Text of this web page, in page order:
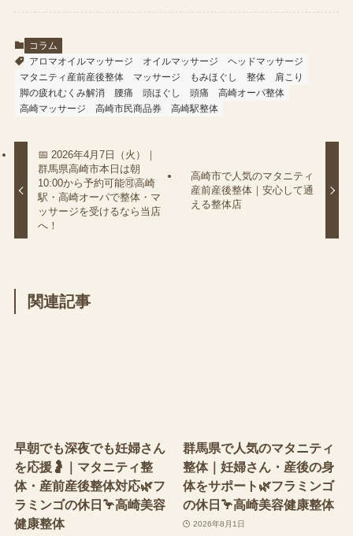
コラム
アロマオイルマッサージ
オイルマッサージ
ヘッドマッサージ
マタニティ産前産後整体
マッサージ もみほぐし 整体
肩こり
脚の疲れむくみ解消
腰痛 頭ほぐし 頭痛
高崎オーパ整体
高崎マッサージ
高崎市民商品券 高崎駅整体
📅 2026年4月7日（火）｜
群馬県高崎市本日は朝
10:00から予約可能🉑高崎
駅・高崎オーパで整体・マ
ッサージを受けるなら当店
へ！
高崎市で人気のマタニティ
産前産後整体｜安心して通
える整体店
関連記事
早朝でも深夜でも妊婦さん
を応援🤰｜マタニティ整
体・産前産後整体対応🌿フ
ラミンゴの休日🦩高崎美容
健康整体
群馬県で人気のマタニティ
整体｜妊婦さん・産後の身
体をサポート🌿フラミンゴ
の休日🦩高崎美容健康整体
2026年8月1日